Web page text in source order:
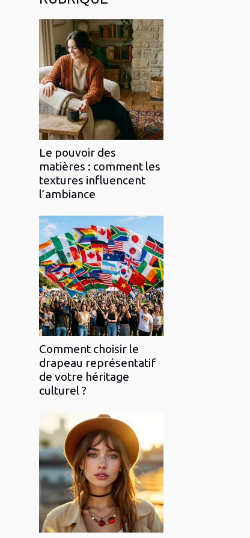
Le pouvoir des
matières : comment les
textures influencent
l’ambiance
Comment choisir le
drapeau représentatif
de votre héritage
culturel ?